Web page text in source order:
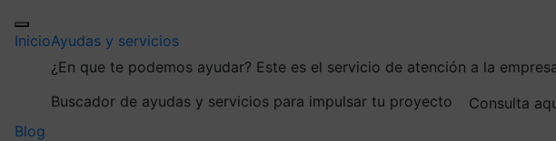
InicioAyudas y servicios
¿En que te podemos ayudar? Este es el servicio de atención a la
Buscador de ayudas y servicios para impulsar tu proyecto
Consulta
Blog